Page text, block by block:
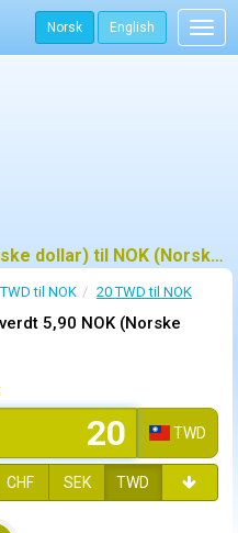
Norsk English
Hvor mye er 20 TWD (Taiwanske dollar) til NOK (Norske Krone)?
TWD til NOK 20 TWD til NOK
5,90 NOK (Norske
TWD
CHF SEK TWD